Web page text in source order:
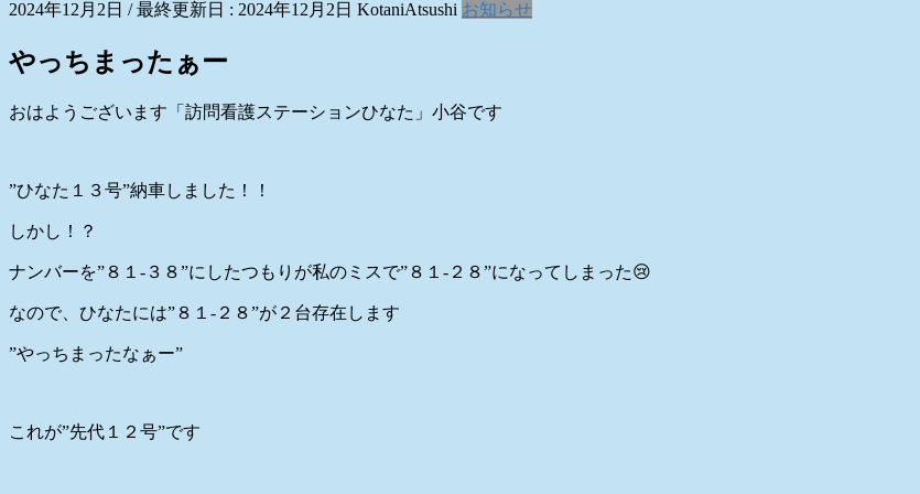
2024年12月2日 / 最終更新日 : 2024年12月2日 KotaniAtsushi お知らせ
やっちまったぁー
おはようございます「訪問看護ステーションひなた」小谷です
”ひなた１３号”納車しました！！
しかし！？
ナンバーを”８１-３８”にしたつもりが私のミスで”８１-２８”になってしまった😢
なので、ひなたには”８１-２８”が２台存在します
”やっちまったなぁー”
これが”先代１２号”です